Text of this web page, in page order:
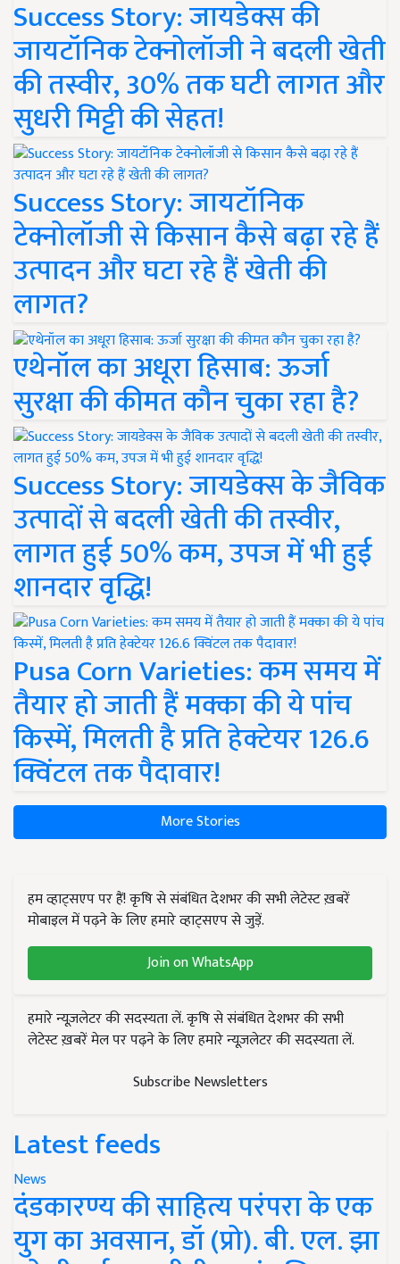
Success Story: जायडेक्स की
जायटॉनिक टेक्नोलॉजी ने बदली खेती
की तस्वीर, 30% तक घटी लागत और
सुधरी मिट्टी की सेहत!
Success Story: जायटॉनिक
टेक्नोलॉजी से किसान कैसे बढ़ा रहे हैं
उत्पादन और घटा रहे हैं खेती की
लागत?
एथेनॉल का अधूरा हिसाब: ऊर्जा
सुरक्षा की कीमत कौन चुका रहा है?
Success Story: जायडेक्स के जैविक
उत्पादों से बदली खेती की तस्वीर,
लागत हुई 50% कम, उपज में भी हुई
शानदार वृद्धि!
Pusa Corn Varieties: कम समय में
तैयार हो जाती हैं मक्का की ये पांच
किस्में, मिलती है प्रति हेक्टेयर 126.6
क्विंटल तक पैदावार!
More Stories
हम व्हाट्सएप पर हैं! कृषि से संबंधित देशभर की सभी लेटेस्ट ख़बरें
मोबाइल में पढ़ने के लिए हमारे व्हाट्सएप से जुड़ें.
Join on WhatsApp
हमारे न्यूज़लेटर की सदस्यता लें. कृषि से संबंधित देशभर की सभी
लेटेस्ट ख़बरें मेल पर पढ़ने के लिए हमारे न्यूज़लेटर की सदस्यता लें.
Subscribe Newsletters
Latest feeds
News
दंडकारण्य की साहित्य परंपरा के एक
युग का अवसान, डॉ (प्रो). बी. एल. झा